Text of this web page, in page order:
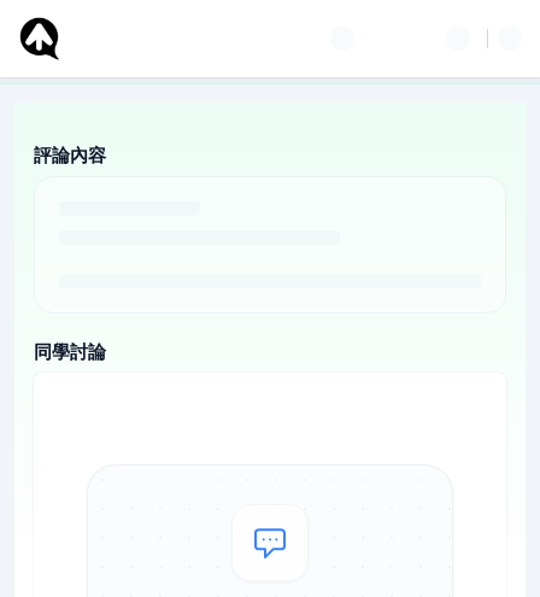
評論內容
同學討論